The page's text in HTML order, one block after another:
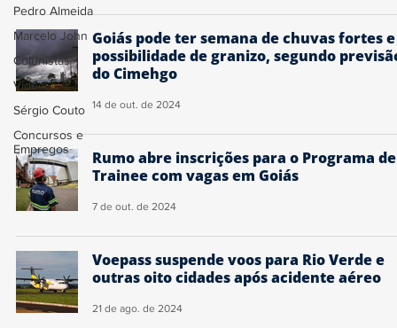
Pedro Almeida
Marcelo John
Colunistas
Vídeo
Sérgio Couto
Concursos e
Empregos
Goiás pode ter semana de chuvas fortes e
possibilidade de granizo, segundo
do Cimehgo
14 de out. de 2024
Rumo abre inscrições para o Programa de
Trainee com vagas em Goiás
7 de out. de 2024
Voepass suspende voos para Rio Verde e
outras oito cidades após acidente aéreo
21 de ago. de 2024